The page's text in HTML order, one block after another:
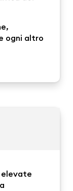
ogni altro